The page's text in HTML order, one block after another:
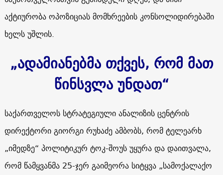
აქტიურობა ოპოზიციას მომხრეების კონსოლიდირებაში
ხელს უშლის.
„ადამიანებმა თქვეს, რომ მათ
წინსვლა უნდათ“
საქართველოს სტრატეგიული ანალიზის ცენტრის
დირექტორი გიორგი რუხაძე ამბობს, რომ ტელეარხ
„იმედზე“ პოლიტიკურ ტოკ-შოუს უყურა და დაითვალა,
რომ წამყვანმა 25-ჯერ გაიმეორა სიტყვა „სამოქალაქო